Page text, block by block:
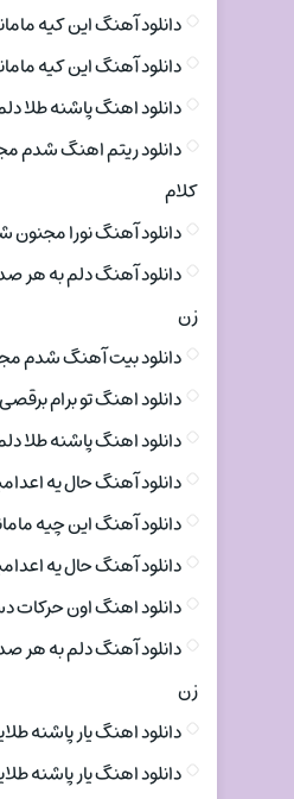
دانلود آهنگ این کیه
دانلود آهنگ این کیه
دانلود اهنگ پاشنه طلا
دانلود ریتم اهنگ شدم
کلام
دانلود آهنگ نورا مجنون
دانلود آهنگ دلم به هر
زن
دانلود بیت آهنگ شدم
دانلود اهنگ تو برام
دانلود اهنگ پاشنه طلا
دانلود آهنگ حال یه
دانلود آهنگ این چیه
دانلود آهنگ حال یه
دانلود اهنگ اون
دانلود آهنگ دلم به هر
زن
دانلود اهنگ یار پاشنه
دانلود اهنگ یار پاشنه